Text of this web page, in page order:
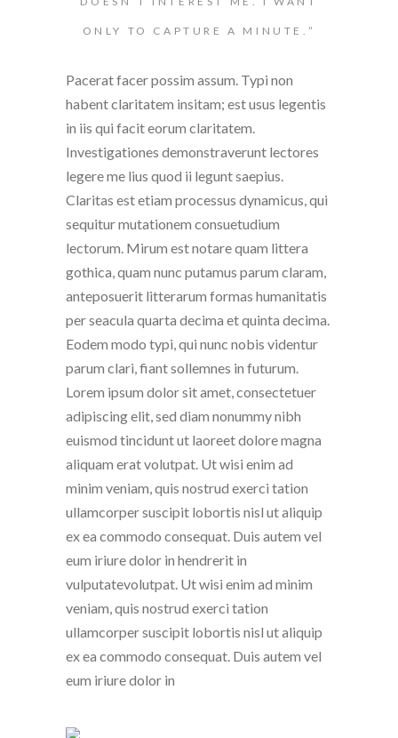
ONLY TO CAPTURE A MINUTE.”
Pacerat facer possim assum. Typi non
habent claritatem insitam; est usus legentis
in iis qui facit eorum claritatem.
Investigationes demonstraverunt lectores
legere me lius quod ii legunt saepius.
Claritas est etiam processus dynamicus, qui
sequitur mutationem consuetudium
lectorum. Mirum est notare quam littera
gothica, quam nunc putamus parum claram,
anteposuerit litterarum formas humanitatis
per seacula quarta decima et quinta decima.
Eodem modo typi, qui nunc nobis videntur
parum clari, fiant sollemnes in futurum.
Lorem ipsum dolor sit amet, consectetuer
adipiscing elit, sed diam nonummy nibh
euismod tincidunt ut laoreet dolore magna
aliquam erat volutpat. Ut wisi enim ad
minim veniam, quis nostrud exerci tation
ullamcorper suscipit lobortis nisl ut aliquip
ex ea commodo consequat. Duis autem vel
eum iriure dolor in hendrerit in
vulputatevolutpat. Ut wisi enim ad minim
veniam, quis nostrud exerci tation
ullamcorper suscipit lobortis nisl ut aliquip
ex ea commodo consequat. Duis autem vel
eum iriure dolor in